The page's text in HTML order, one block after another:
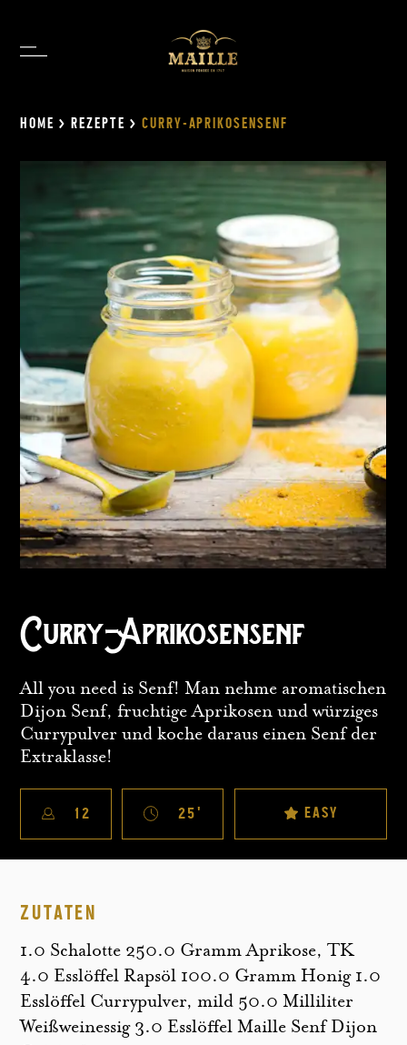
HOME >REZEPTE > CURRY-APRIKOSENSENF
Curry-Aprikosensenf
All you need is Senf! Man nehme aromatischen
Dijon Senf, fruchtige Aprikosen und würziges
Currypulver und koche daraus einen Senf der
Extraklasse!
12 25' EASY
ZUTATEN
1.0 Schalotte 250.0 Gramm Aprikose, TK
4.0 Esslöffel Rapsöl 100.0 Gramm Honig 1.0
Esslöffel Currypulver, mild 50.0 Milliliter
Weißweinessig 3.0 Esslöffel Maille Senf Dijon